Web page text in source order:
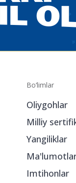
Bo‘limlar
Oliygohlar